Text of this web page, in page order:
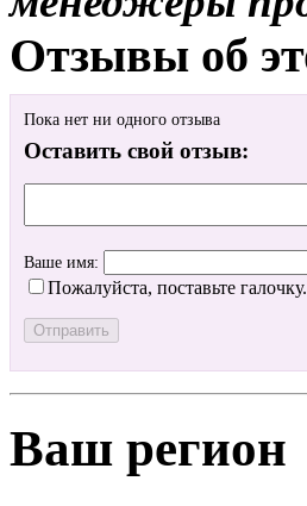
Отзывы об
Пока нет ни одного отзыва
Оставить свой отзыв:
Ваше имя:
Пожалуйста, поставьте галочку.
Ваш регион